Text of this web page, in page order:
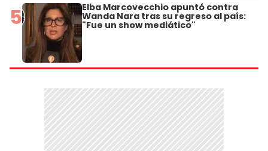
5 Elba Marcovecchio apuntó contra
Wanda Nara tras su regreso al país:
"Fue un show mediático"